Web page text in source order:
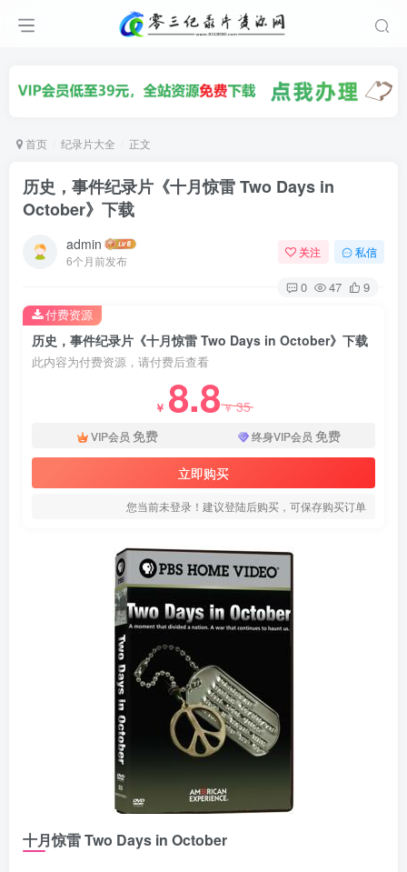
首页 纪录片大全 正文
历史，事件纪录片《十月惊雷 Two Days in
October》下载
admin
6个月前发布
关注 私信
0 47 9
历史，事件纪录片《十月惊雷 Two Days in October》下载
此内容为付费资源，请付费后查看
￥ 8.8￥35
VIP会员 免费 终身VIP会员 免费
立即购买
您当前未登录！建议登陆后购买，可保存购买订单
付费资源
十月惊雷 Two Days in October